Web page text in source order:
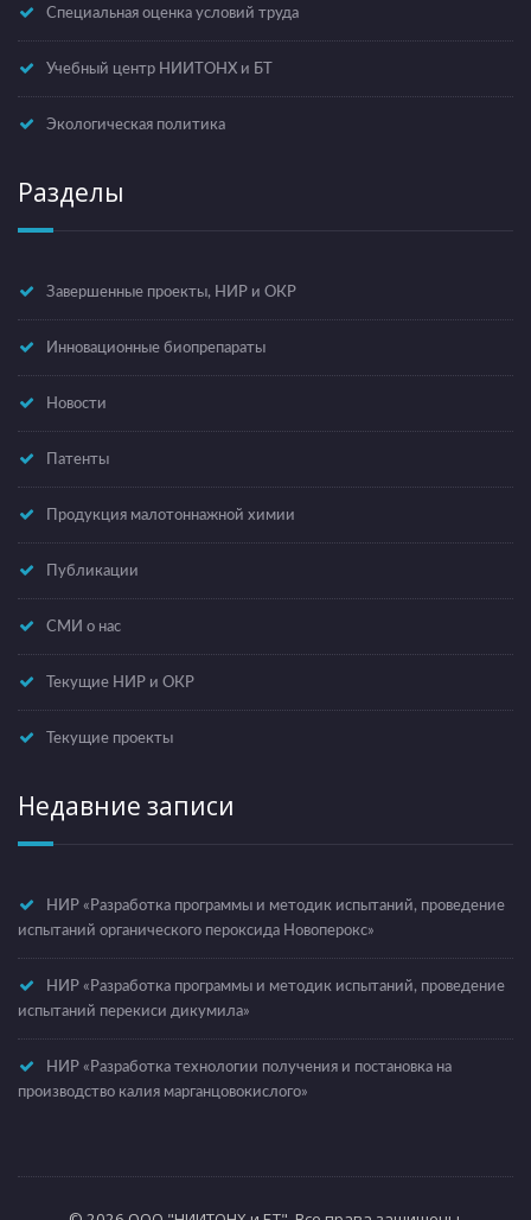
Специальная оценка условий труда
Учебный центр НИИТОНХ и БТ
Экологическая политика
Разделы
Завершенные проекты, НИР и ОКР
Инновационные биопрепараты
Новости
Патенты
Продукция малотоннажной химии
Публикации
СМИ о нас
Текущие НИР и ОКР
Текущие проекты
Недавние записи
НИР «Разработка программы и методик испытаний, проведение
испытаний органического пероксида Новоперокс»
НИР «Разработка программы и методик испытаний, проведение
испытаний перекиси дикумила»
НИР «Разработка технологии получения и постановка на
производство калия марганцовокислого»